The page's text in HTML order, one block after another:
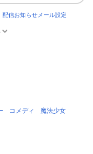
配信お知らせメール設定
コメディ
魔法少女